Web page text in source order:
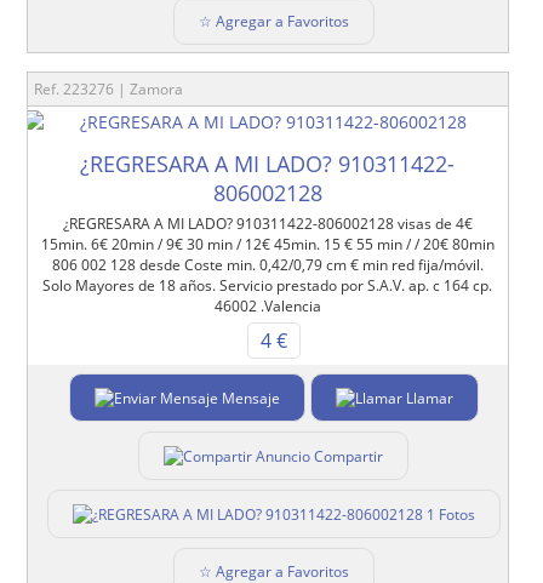
☆ Agregar a Favoritos
Ref. 223276 | Zamora
¿REGRESARA A MI LADO? 910311422-
806002128
¿REGRESARA A MI LADO? 910311422-806002128 visas de 4€
15min. 6€ 20min / 9€ 30 min / 12€ 45min. 15 € 55 min / / 20€ 80min
806 002 128 desde Coste min. 0,42/0,79 cm € min red fija/móvil.
Solo Mayores de 18 años. Servicio prestado por S.A.V. ap. c 164 cp.
46002 .Valencia
4 €
Mensaje Llamar
Compartir
1 Fotos
☆ Agregar a Favoritos